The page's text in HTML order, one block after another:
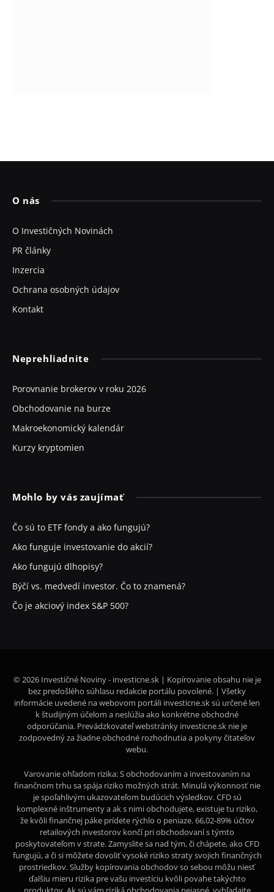
O nás
O Investičných Novinách
PR články
Inzercia
Ochrana osobných údajov
Kontakt
Neprehliadnite
Porovnanie brokerov v roku 2026
Obchodovanie na burze
Makroekonomický kalendár
Kurzy kryptomien
Mohlo by vás zaujímať
Čo sú to ETF fondy a ako fungujú?
Ako funguje investovanie do akcií?
Ako fungujú dlhopisy?
Býčí vs. medvedí investor. Čo to znamená?
Čo je akciový index S&P 500?
© 2026 Investičné Noviny - investicne.sk | Kopírovanie obsahu nie je
bez predošlého súhlasu redakcie portálu povolené. | Všetky
informácie uvedené na webovom portáli investicne.sk sú určené len
k študijným účelom a neslúžia ako konkrétne obchodné
odporúčania. Prevádzkovateľ webstránky investicne.sk nie je
zodpovedný za žiadne obchodné rozhodnutia a pokyny čitateľov
webu.
Varovanie ohľadom rizika: S obchodovaním a investovaním na
finančnom trhu sa spája riziko možných strát. Minulá výkonnosť nie
je spoľahlivým ukazovateľom budúcich výsledkov. CFD sú
komplexné inštrumenty a ak s nimi obchodujete, existuje tu riziko,
že kvôli finančnej páke prídete rýchlo o peniaze. 66,02-89% účtov
retailových investorov končí pri obchodovaní s týmto
poskytovateľom v strate. Zamyslite sa nad tým, či chápete, ako CFD
fungujú, a či si môžete dovoliť vysoké riziko straty svojich finančných
prostriedkov. Služby kopírovania obchodov so sebou môžu niesť
ďalšiu mieru rizika pre vašu investíciu kvôli povahe takýchto